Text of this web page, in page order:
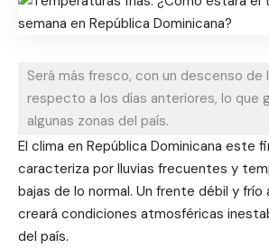
Será más fresco, con un descenso
respecto a los días anteriores, lo que
algunas zonas del país.
El clima en República Dominicana este
caracteriza por lluvias frecuentes y
bajas de lo normal. Un frente débil y frío
creará condiciones atmosféricas
del país.